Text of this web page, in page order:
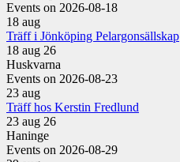
Events on 2026-08-18
18 aug
Träff i Jönköping Pelargonsällskap
18 aug 26
Huskvarna
Events on 2026-08-23
23 aug
Träff hos Kerstin Fredlund
23 aug 26
Haninge
Events on 2026-08-29